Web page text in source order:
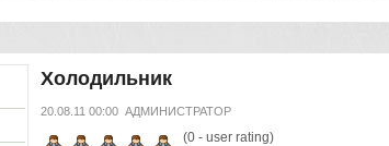
Холодильник
20.08.11 00:00 АДМИНИСТРАТОР
(0- user rating)